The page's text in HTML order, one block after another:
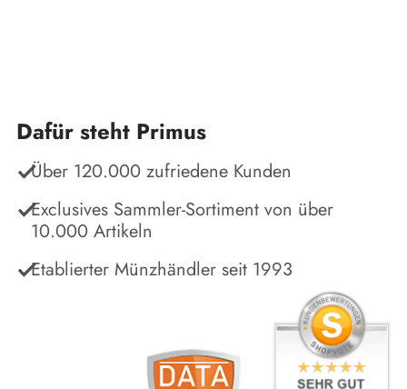
Dafür steht Primus
Über 120.000 zufriedene Kunden
Exclusives Sammler-Sortiment von über
10.000 Artikeln
Etablierter Münzhändler seit 1993